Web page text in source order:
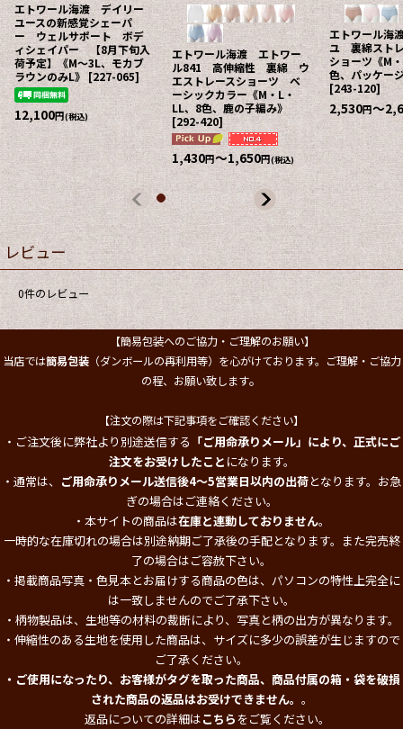
エトワール海渡 デイリー
ユースの新感覚シェーパ
ー ウェルサポート ボデ
ィシェイパー 【8月下旬入
荷予定】《M〜3L、モカブ
ラウンのみL》 [227-065]
12,100円(税込)
エトワール海渡 エトワー
ル841 高伸縮性 裏綿 ウ
エストレースショーツ ベ
ーシックカラー《M・L・
LL、8色、鹿の子編み》
[292-420]
1,430円～1,650円(税込)
エトワール海
ユ 裏綿スト
ショーツ《M
色、パッケー
[243-120]
2,530円～
レビュー
0件のレビュー
【簡易包装へのご協力・ご理解のお願い】
当店では簡易包装（ダンボールの再利用等）を心がけております。ご理解・ご協力
の程、お願い致します。
【注文の際は下記事項をご確認ください】
・ご注文後に弊社より別途送信する 「ご用命承りメール」により、正式にご
注文をお受けしたこと になります。
・通常は、 ご用命承りメール送信後4～5営業日以内の出荷となります。お急
ぎの場合はご連絡ください。
・本サイトの商品は在庫と連動しておりません。
一時的な在庫切れの場合は別途納期ご了承後の手配となります。また完売終
了の場合はご容赦下さい。
・掲載商品写真・色見本とお届けする商品の色は、パソコンの特性上完全に
は一致しませんのでご了承下さい。
・柄物製品は、生地等の材料の裁断により、写真と柄の出方が異なります。
・伸縮性のある生地を使用した商品は、サイズに多少の誤差が生じますので
ご了承ください。
・ご使用になったり、お客様がタグを取った商品、商品付属の箱・袋を破損
された商品の返品はお受けできません。 。
返品についての詳細はこちらをご覧ください。